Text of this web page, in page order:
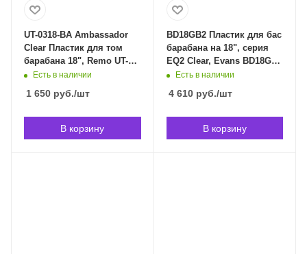
UT-0318-BA Ambassador
Clear Пластик для том
барабана 18", Remo UT-
0318-BA в Владивостоке
Есть в наличии
1 650 руб./шт
В корзину
BD18GB2 Пластик для бас
барабана на 18", серия
EQ2 Clear, Evans BD18GB2
в Владивостоке
Есть в наличии
4 610руб./шт
В корзину